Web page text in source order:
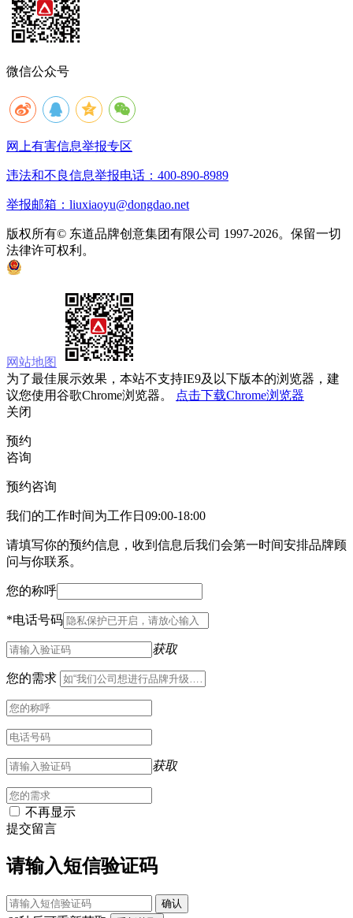
微信公众号
网上有害信息举报专区
违法和不良信息举报电话：400-890-8989
举报邮箱：liuxiaoyu@dongdao.net
版权所有© 东道品牌创意集团有限公司 1997-2026。保留一切
法律许可权利。
网站地图
为了最佳展示效果，本站不支持IE9及以下版本的浏览器，建
议您使用谷歌Chrome浏览器。
点击下载Chrome浏览器
关闭
预约
咨询
预约咨询
我们的工作时间为工作日09:00-18:00
请填写你的预约信息，收到信息后我们会第一时间安排品牌顾
问与你联系。
您的称呼
*电话号码
获取
您的需求
获取
不再显示
提交留言
请输入短信验证码
确认